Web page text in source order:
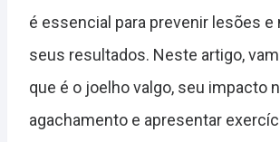
é essencial para prevenir lesões e
seus resultados. Neste artigo,
que é o joelho valgo, seu impacto
agachamento e apresentar